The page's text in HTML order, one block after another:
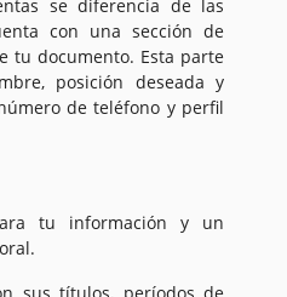
se diferencia de las
con una sección de
tu documento. Esta parte
posición deseada y
de teléfono y perfil
tu información y un
sus títulos, períodos de